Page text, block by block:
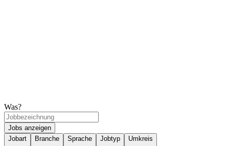
Was?
Jobs anzeigen
Jobart
Branche Sprache Jobtyp Umkreis